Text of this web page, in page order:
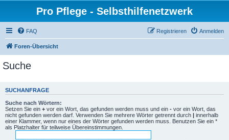
Pro Pflege - Selbsthilfenetzwerk
FAQ Anmelden
Registrieren
Foren-Übersicht
Suche
SUCHANFRAGE
Suche nach Wörtern:
Setzen Sie ein + vor ein Wort, das gefunden werden muss und ein - vor ein Wort, das
nicht gefunden werden darf. Verwenden Sie mehrere Wörter getrennt durch | innerhalb
einer Klammer, wenn nur eines der Wörter gefunden werden muss. Benutzen Sie ein *
als Platzhalter für teilweise Übereinstimmungen.